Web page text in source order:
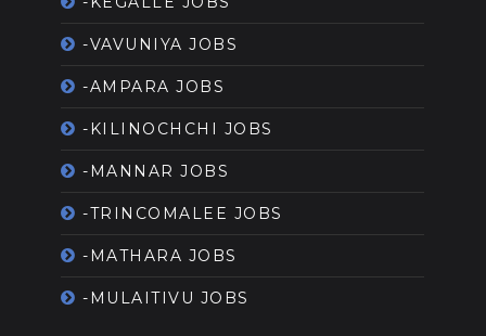
-VAVUNIYA JOBS
-AMPARA JOBS
-KILINOCHCHI JOBS
-MANNAR JOBS
-TRINCOMALEE JOBS
-MATHARA JOBS
-MULAITIVU JOBS